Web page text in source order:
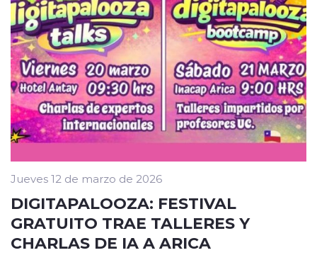
Jueves 12 de marzo de 2026
DIGITAPALOOZA: FESTIVAL
GRATUITO TRAE TALLERES Y
CHARLAS DE IA A ARICA